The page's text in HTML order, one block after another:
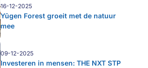
16-12-2025
Yūgen Forest groeit met de natuur
mee
09-12-2025
Investeren in mensen: THE NXT STP